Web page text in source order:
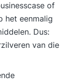
of
het eenmalig
Dus:
van die